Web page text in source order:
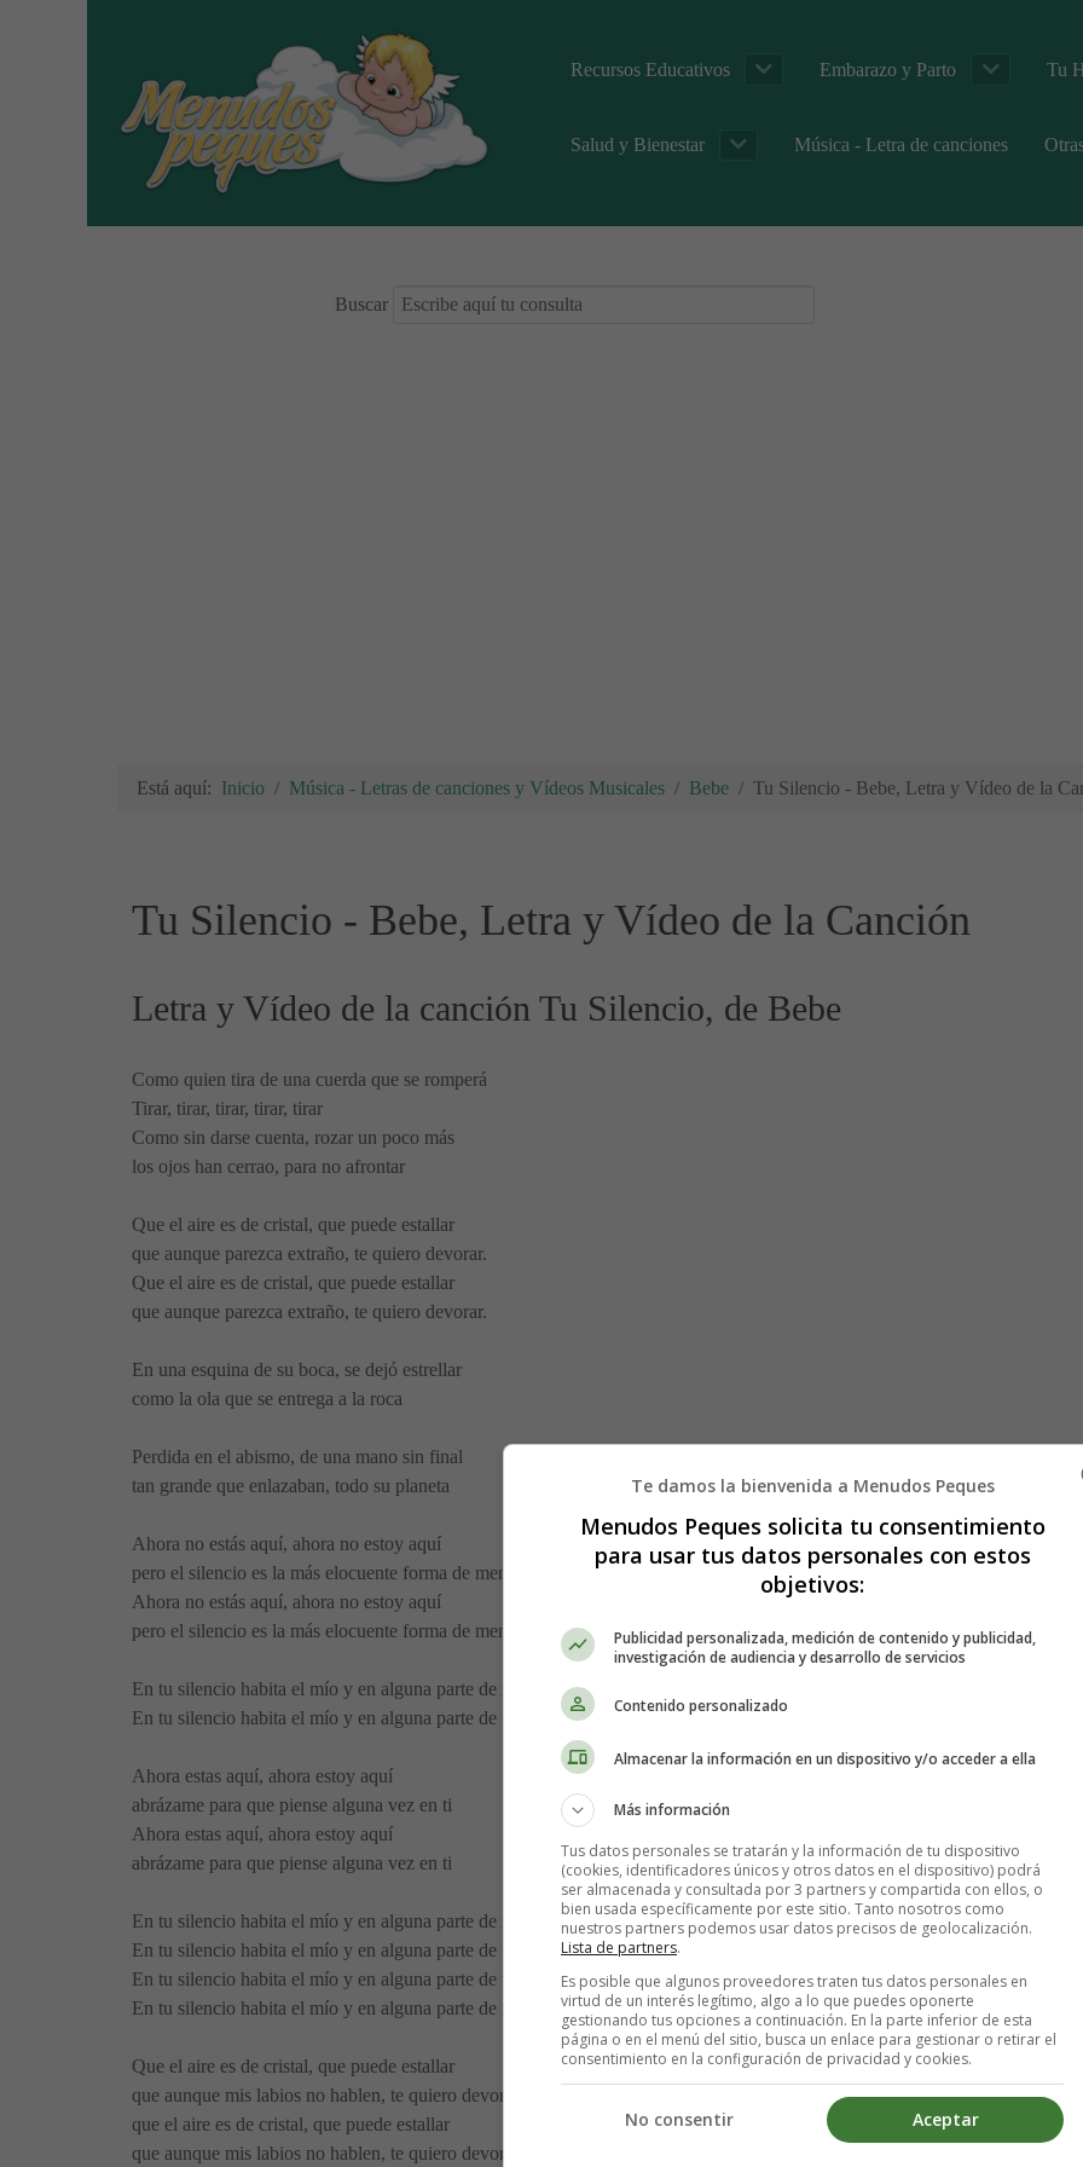
Recursos Educativos Embarazo y Parto Tu
Salud y Bienestar Música - Letra de canciones
Buscar
Está aquí: Inicio Música - Letras de canciones y Vídeos Musicales Bebe Tu Silencio - Bebe, Letra y Vídeo de la
Tu Silencio - Bebe, Letra y Vídeo de la Canción
Letra y Vídeo de la canción Tu Silencio, de Bebe
Como quien tira de una cuerda que se romperá
Tirar, tirar, tirar, tirar, tirar
Como sin darse cuenta, rozar un poco más
los ojos han cerrao, para no afrontar
Que el aire es de cristal, que puede estallar
que aunque parezca extraño, te quiero devorar.
Que el aire es de cristal, que puede estallar
que aunque parezca extraño, te quiero devorar.
En una esquina de su boca, se dejó estrellar
como la ola que se entrega a la roca
Perdida en el abismo, de una mano sin final
tan grande que enlazaban, todo su planeta
Ahora no estás aquí, ahora no estoy aquí
pero el silencio es la más elocuente forma de mentir
Ahora no estás aquí, ahora no estoy aquí
pero el silencio es la más elocuente forma de mentir
En tu silencio habita el mío y en alguna parte de mi cuerpo habitó un trozo de tu olor
En tu silencio habita el mío y en alguna parte de mis ojos habitó un trozo de dolor
Ahora estas aquí, ahora estoy aquí
abrázame para que piense alguna vez en ti
Ahora estas aquí, ahora estoy aquí
abrázame para que piense alguna vez en ti
En tu silencio habita el mío y en alguna parte de mi cuerpo habitó un trozo de tu olor
En tu silencio habita el mío y en alguna parte de mis ojos habitó un trozo de dolor
En tu silencio habita el mío y en alguna parte de mi cuerpo habitó un trozo de tu olor
En tu silencio habita el mío y en alguna parte de mis ojos habitó un trozo de dolor
Que el aire es de cristal, que puede estallar
que aunque mis labios no hablen, te quiero devorar.
que el aire es de cristal, que puede estallar
que aunque mis labios no hablen, te quiero devorar.
Te damos la bienvenida a Menudos Peques
Menudos Peques solicita tu consentimiento
para usar tus datos personales con estos
objetivos:
Publicidad personalizada, medición de contenido y publicidad,
investigación de audiencia y desarrollo de servicios
Contenido personalizado
Almacenar la información en un dispositivo y/o acceder a ella
Más información
Tus datos personales se tratarán y la información de tu dispositivo
(cookies, identificadores únicos y otros datos en el dispositivo) podrá
ser almacenada y consultada por 3 partners y compartida con ellos, o
bien usada específicamente por este sitio. Tanto nosotros como
nuestros partners podemos usar datos precisos de geolocalización.
Lista de partners.
Es posible que algunos proveedores traten tus datos personales en
virtud de un interés legítimo, algo a lo que puedes oponerte
gestionando tus opciones a continuación. En la parte inferior de esta
página o en el menú del sitio, busca un enlace para gestionar o retirar el
consentimiento en la configuración de privacidad y cookies.
Aceptar
No consentir